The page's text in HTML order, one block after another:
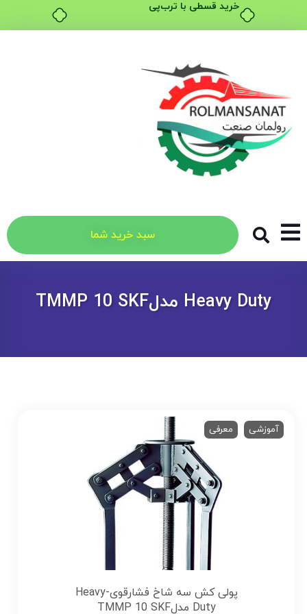
خرید قسطی با ترب‌پی
سبد خرید شما
Heavy Duty مدلTMMP 10 SKF
آموزشی معرفی
پولی کش سه شاخ فشارقوی-Heavy
Duty مدلTMMP 10 SKF